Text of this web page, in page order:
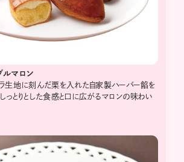
ルマロン
ラ生地に刻んだ栗を入れた自家製ハーバー餡を
っとりとした食感と口に広がるマロンの味わい